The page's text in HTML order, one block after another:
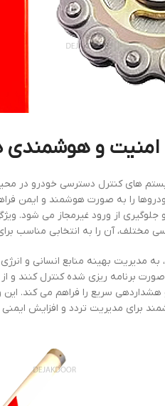
امنیت و هوشمندی
سیستم های کنترل دسترسی خودرو
را به صورت هوشمند و ایمن
از ورود غیرمجاز می شود.
مختلف، آن را به انتخابی مناسب
مدیریت بهینه منابع انسانی و
برنامه ریزی شده کنترل کنند و
سریع را فراهم می کند.
برای مدیریت تردد و افزایش